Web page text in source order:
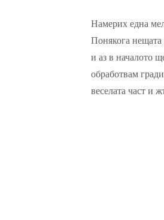
Намерих една
Понякога нещата
и аз в началото
обработвам
веселата част и